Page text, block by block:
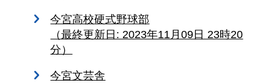
今宮高校硬式野球部
（最終更新日: 2023年11月09日 23時20
分）
今宮文芸舎